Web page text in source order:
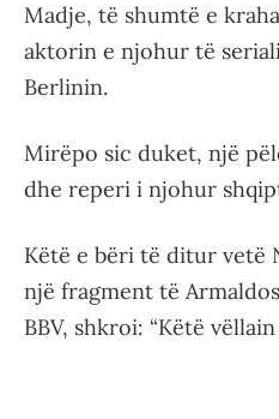
Madje, të shumtë e
aktorin e njohur të serialit
Berlinin.
Mirëpo sic duket, një
dhe reperi i njohur
Këtë e bëri të ditur vetë
një fragment të
BBV, shkroi: “Këtë